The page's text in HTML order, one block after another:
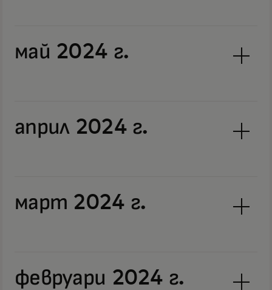
май 2024 г.
април 2024 г.
март 2024 г.
февруари 2024 г.